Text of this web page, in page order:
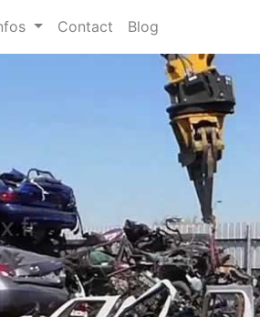
Contact Blog